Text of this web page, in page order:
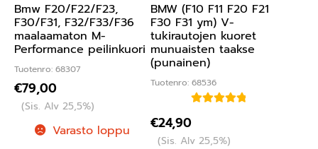
Bmw F20/F22/F23,
F30/F31, F32/F33/F36
maalaamaton M-
Performance peilinkuori
Tuotenro: 68307
€79,00
(Sis. Alv 25,5%)
Varasto loppu
BMW (F10 F11 F20 F21
F30 F31 ym) V-
tukirautojen kuoret
munuaisten taakse
(punainen)
Tuotenro: 68536
5.00/ 5
€24,90
(Sis. Alv 25,5%)